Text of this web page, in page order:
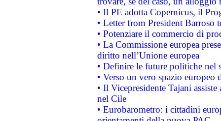
• Il PE adotta Copernicus, il
• Letter from President Barroso
• Potenziare il commercio di
• La Commissione europea
diritto nell’Unione europea
• Definire le future politiche nel
• Verso un vero spazio
• Il Vicepresidente Tajani
nel Cile
• Eurobarometro: i cittadini